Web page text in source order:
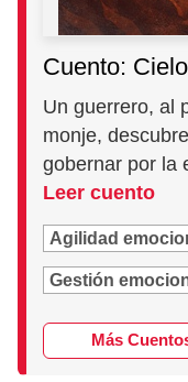
Cuento:
Un guerrero, al
monje,
gobernar por la
Leer cuento
Agilidad
Gestión
Más